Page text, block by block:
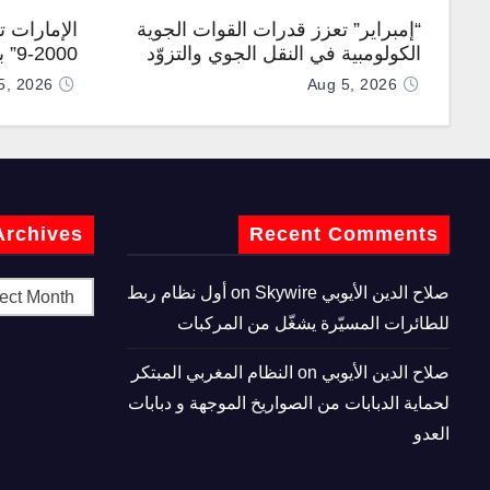
“إمبراير” تعزز قدرات القوات الجوية
الكولومبية في النقل الجوي والتزوّد
بالوقود جوًا من خلال تزويدها بطائرتي
Aug 5, 2026
المطورة
2026
Recent Comments
صلاح الدين الأيوبي
Skywire أول نظام ربط
للطائرات المسيّرة يشغّل من المركبات
صلاح الدين الأيوبي
النظام المغربي المبتكر
لحماية الدبابات من الصواريخ الموجهة و دبابات
العدو